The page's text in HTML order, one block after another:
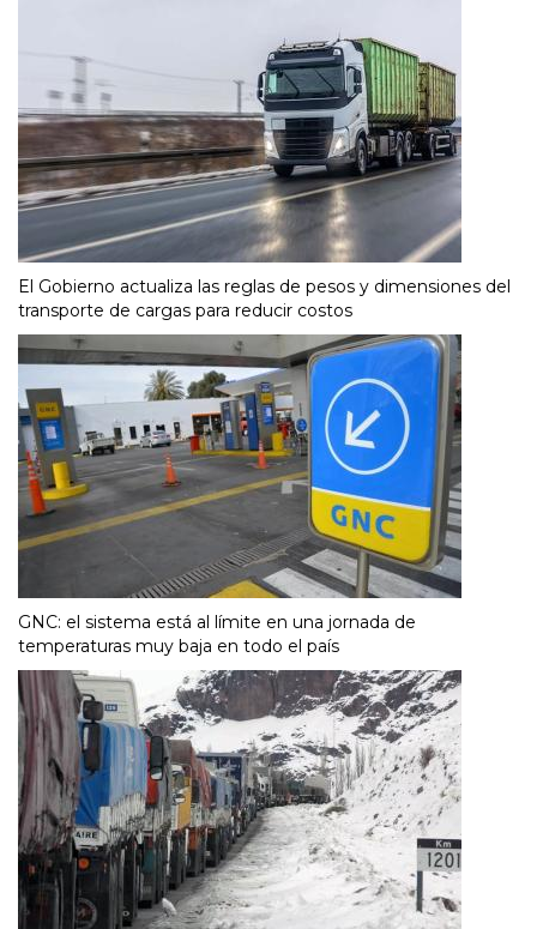
El Gobierno actualiza las reglas de pesos y dimensiones del
transporte de cargas para reducir costos
GNC: el sistema está al límite en una jornada de
temperaturas muy baja en todo el país